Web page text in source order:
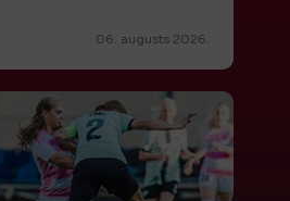
06. augusts 2026.